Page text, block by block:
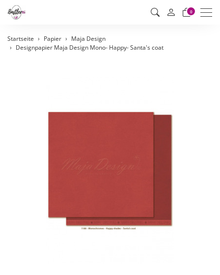
0
Startseite Papier
Maja Design
Designpapier Maja Design Mono- Happy- Santa's coat